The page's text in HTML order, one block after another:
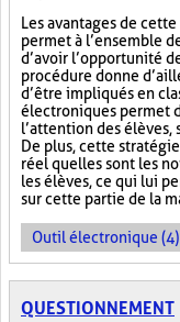
Les avantages de
permet à l’ensemble
d’avoir l’opportunité
procédure donne
d’être impliqués en
électroniques permet
l’attention des
De plus, cette
réel quelles sont les
les élèves, ce qui lui
sur cette partie de la
Outil électronique (4)
QUESTIONNEMENT